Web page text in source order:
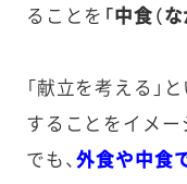
ることを 「中食（
「献立を考える」
することをイメー
でも、外食や中食